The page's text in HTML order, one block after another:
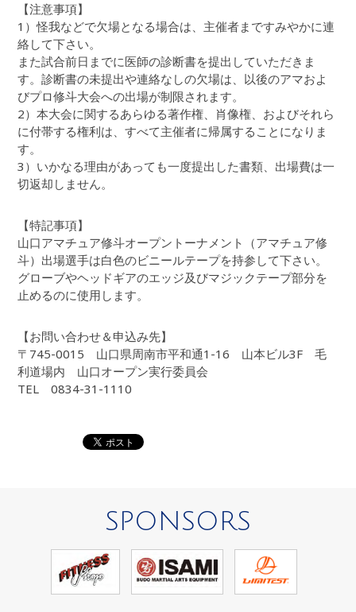
【注意事項】
1）怪我などで欠場となる場合は、主催者まですみやかに連
絡して下さい。
また試合前日までに医師の診断書を提出していただきま
す。診断書の未提出や連絡なしの欠場は、以後のアマおよ
びプロ修斗大会への出場が制限されます。
2）本大会に関するあらゆる著作権、肖像権、およびそれら
に付帯する権利は、すべて主催者に帰属することになりま
す。
3）いかなる理由があっても一度提出した書類、出場費は一
切返却しません。
【特記事項】
山口アマチュア修斗オープントーナメント（アマチュア修
斗）出場選手は白色のビニールテープを持参して下さい。
グローブやヘッドギアのエッジ及びマジックテープ部分を
止めるのに使用します。
【お問い合わせ＆申込み先】
〒745-0015 山口県周南市平和通1-16 山本ビル3F 毛
利道場内 山口オープン実行委員会
TEL 0834-31-1110
SPONSORS